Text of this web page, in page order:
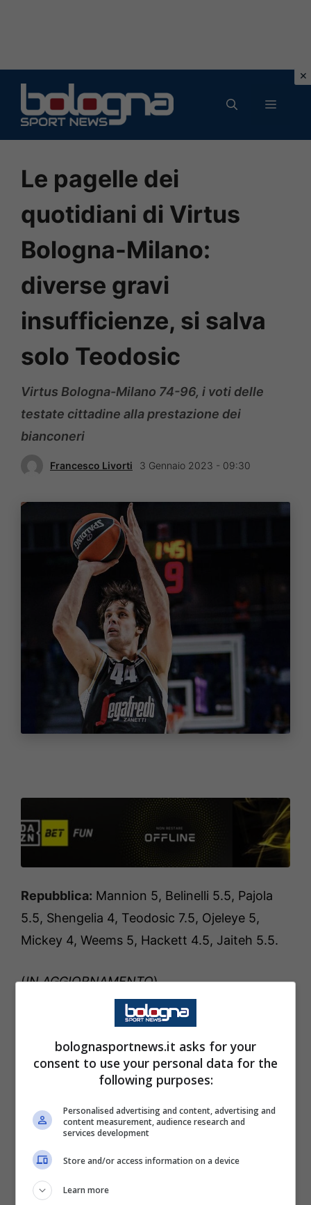
contenuto
MENU
Le pagelle dei
quotidiani di Virtus
Bologna-Milano:
diverse gravi
insufficienze, si salva
solo Teodosic
Virtus Bologna-Milano 74-96, i voti delle
testate cittadine alla prestazione dei
bianconeri
Francesco Livorti 3 Gennaio 2023 - 09:30
Repubblica: Mannion 5, Belinelli 5.5, Pajola
5.5, Shengelia 4, Teodosic 7.5, Ojeleye 5,
Mickey 4, Weems 5, Hackett 4.5, Jaiteh 5.5.
(IN AGGIORNAMENTO)
LEGGI ANCHE:
bolognasportnews.it asks for your
consent to use your personal data for the
following purposes:
Personalised advertising and content, advertising and
content measurement, audience research and
services development
Store and/or access information on a device
Learn more